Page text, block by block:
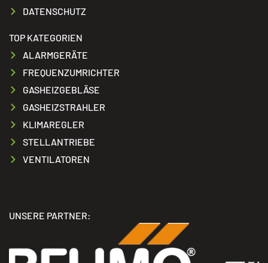
DATENSCHUTZ
TOP KATEGORIEN
ALARMGERÄTE
FREQUENZUMRICHTER
GASHEIZGEBLÄSE
GASHEIZSTRAHLER
KLIMAREGLER
STELLANTRIEBE
VENTILATOREN
UNSERE PARTNER: